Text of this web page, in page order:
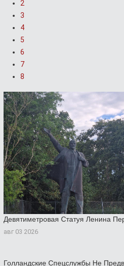
2
3
4
5
6
7
8
Девятиметровая Статуя Ленина
авг 03 2026
Голландские Спецслужбы Не